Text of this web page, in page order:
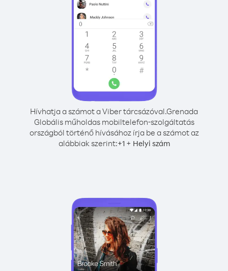
Hívhatja a számot a Viber tárcsázóval.Grenada
Globális műholdas mobiltelefon-szolgáltatás
országból történő hívásához írja be a számot az
alábbiak szerint:+1+ Helyi szám